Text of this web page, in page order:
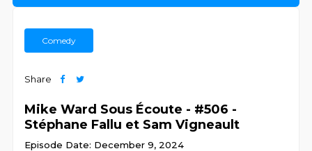
Comedy
Share
Mike Ward Sous Écoute - #506 -
Stéphane Fallu et Sam Vigneault
Episode Date: December 9, 2024